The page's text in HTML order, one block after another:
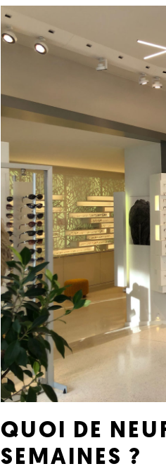
QUOI DE
SEMAINES ?